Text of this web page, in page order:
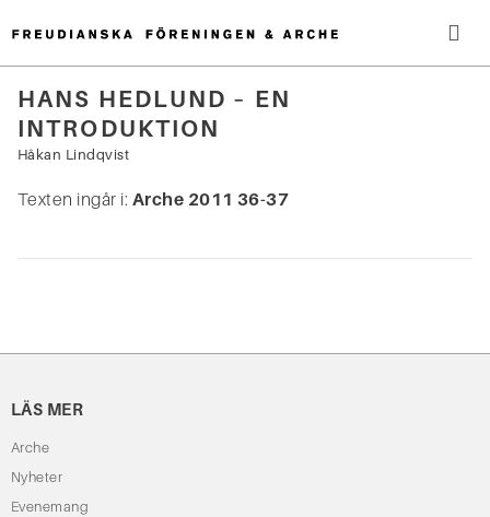
till
innehåll
Sök
efter:
HANS HEDLUND – EN
INTRODUKTION
Håkan Lindqvist
Texten ingår i: Arche 2011 36-37
LÄS MER
Arche
Nyheter
Evenemang